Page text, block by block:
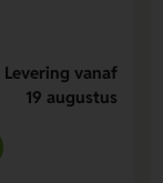
Levering vanaf
19 augustus